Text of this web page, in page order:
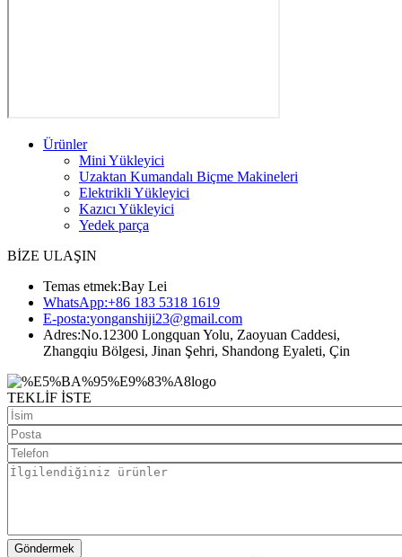
Ürünler
Mini Yükleyici
Uzaktan Kumandalı Biçme Makineleri
Elektrikli Yükleyici
Kazıcı Yükleyici
Yedek parça
BİZE ULAŞIN
Temas etmek:Bay Lei
WhatsApp:+86 183 5318 1619
E-posta:yonganshiji23@gmail.com
Adres:No.12300 Longquan Yolu, Zaoyuan Caddesi,
Zhangqiu Bölgesi, Jinan Şehri, Shandong Eyaleti, Çin
TEKLİF İSTE
Göndermek